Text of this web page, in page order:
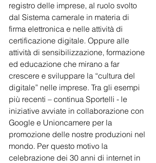
registro delle imprese, al ruolo svolto
dal Sistema camerale in materia di
firma elettronica e nelle attività di
certificazione digitale. Oppure alle
attività di sensibilizzazione, formazione
ed educazione che mirano a far
crescere e sviluppare la “cultura del
digitale” nelle imprese. Tra gli esempi
più recenti – continua Sportelli - le
iniziative avviate in collaborazione con
Google e Unioncamere per la
promozione delle nostre produzioni nel
mondo. Per questo motivo la
celebrazione dei 30 anni di internet in